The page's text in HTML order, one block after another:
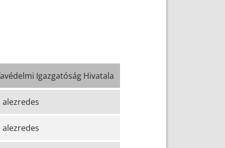
Igazgatóság Hivatala